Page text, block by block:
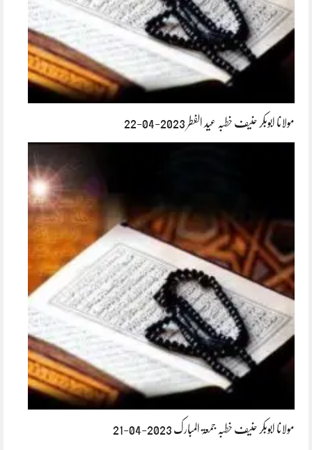
مولانا ابوبکر حنیف خطبہ عید الفطر 2023-04-22
مولانا ابوبکر حنیف خطبہ جمعۃ المبارک 2023-04-21